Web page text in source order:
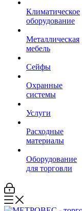
Климатическое
оборудование
Металлическая
мебель
Сейфы
Охранные
системы
Услуги
Расходные
материалы
Оборудование
для торговли